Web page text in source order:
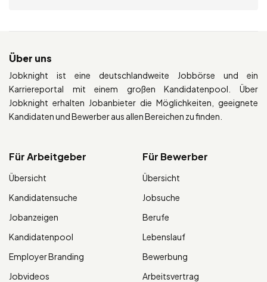
Über uns
Jobknight ist eine deutschlandweite Jobbörse und ein
Karriereportal mit einem großen Kandidatenpool. Über
Jobknight erhalten Jobanbieter die Möglichkeiten, geeignete
Kandidaten und Bewerber aus allen Bereichen zu finden.
Für Arbeitgeber
Übersicht
Kandidatensuche
Jobanzeigen
Kandidatenpool
Employer Branding
Jobvideos
Für Bewerber
Übersicht
Jobsuche
Berufe
Lebenslauf
Bewerbung
Arbeitsvertrag